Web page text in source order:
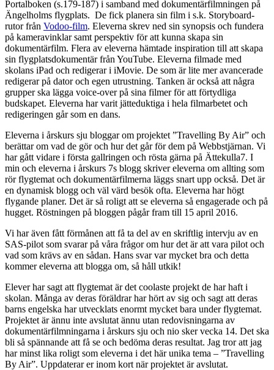
Portalboken (s.179-187) i samband med dokumentärfilmningen på
Ängelholms flygplats. De fick planera sin film i s.k. Storyboard-
rutor från Vodoo-film. Eleverna skrev ned sin synopsis och fundera
på kameravinklar samt perspektiv för att kunna skapa sin
dokumentärfilm. Flera av eleverna hämtade inspiration till att skapa
sin flygplatsdokumentär från YouTube. Eleverna filmade med
skolans iPad och redigerar i iMovie. De som är lite mer avancerade
redigerar på dator och egen utrustning. Tanken är också att några
grupper ska lägga voice-over på sina filmer för att förtydliga
budskapet. Eleverna har varit jätteduktiga i hela filmarbetet och
redigeringen går som en dans.
Eleverna i årskurs sju bloggar om projektet ”Travelling By Air” och
berättar om vad de gör och hur det går för dem på Webbstjärnan. Vi
har gått vidare i första gallringen och rösta gärna på Ättekulla7. I
min och eleverna i årskurs 7s blogg skriver eleverna om allting som
rör flygtemat och dokumentärfilmerna läggs snart upp också. Det är
en dynamisk blogg och väl värd besök ofta. Eleverna har högt
flygande planer. Det är så roligt att se eleverna så engagerade och på
hugget. Röstningen på bloggen pågår fram till 15 april 2016.
Vi har även fått förmånen att få ta del av en skriftlig intervju av en
SAS-pilot som svarar på våra frågor om hur det är att vara pilot och
vad som krävs av en sådan. Hans svar var mycket bra och detta
kommer eleverna att blogga om, så håll utkik!
Elever har sagt att flygtemat är det coolaste projekt de har haft i
skolan. Många av deras föräldrar har hört av sig och sagt att deras
barns engelska har utvecklats enormt mycket bara under flygtemat.
Projektet är ännu inte avslutat ännu utan redovisningarna av
dokumentärfilmningarna i årskurs sju och nio sker vecka 14. Det ska
bli så spännande att få se och bedöma deras resultat. Jag tror att jag
har minst lika roligt som eleverna i det här unika tema – ”Travelling
By Air”. Uppdaterar er inom kort när projektet är avslutat.